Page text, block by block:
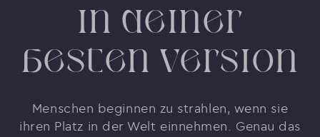
in deiner
besten version
Menschen beginnen zu strahlen, wenn sie
ihren Platz in der Welt einnehmen. Genau das